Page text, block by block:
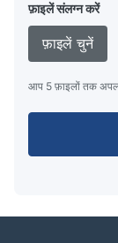
फ़ाइलें संलग्न करें
फ़ाइलें चुनें
आप 5 फ़ाइलों तक